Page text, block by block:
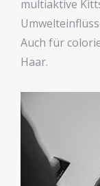
multiaktive
Auch für
Haar.